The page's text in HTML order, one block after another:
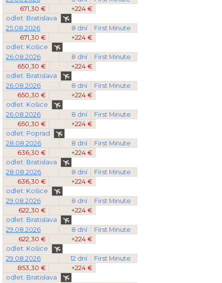
671,30 €
+224 €
odlet: Bratislava
25.08.2026
8 dní
First Minute
671,30 €
+224 €
odlet: Košice
26.08.2026
8 dní
First Minute
650,30 €
+224 €
odlet: Bratislava
26.08.2026
8 dní
First Minute
650,30 €
+224 €
odlet: Košice
26.08.2026
8 dní
First Minute
650,30 €
+224 €
odlet: Poprad
28.08.2026
8 dní
First Minute
636,30 €
+224 €
odlet: Bratislava
28.08.2026
8 dní
First Minute
636,30 €
+224 €
odlet: Košice
29.08.2026
8 dní
First Minute
622,30 €
+224 €
odlet: Bratislava
29.08.2026
8 dní
First Minute
622,30 €
+224 €
odlet: Košice
29.08.2026
12 dní
First Minute
853,30 €
+224 €
odlet: Bratislava